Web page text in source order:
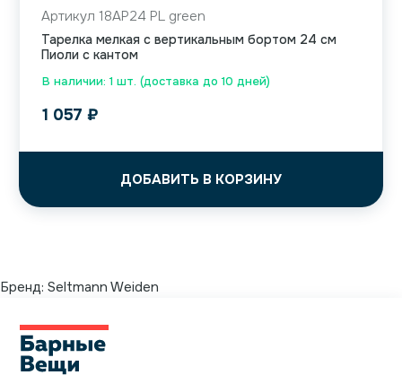
В наличии: 1 шт. (доставка до 10 дней)
Артикул 18AP24 PL green
Тарелка мелкая с вертикальным бортом 24 см
Пиоли с кантом
1 057 ₽
ДОБАВИТЬ В КОРЗИНУ
Бренд: Seltmann Weiden